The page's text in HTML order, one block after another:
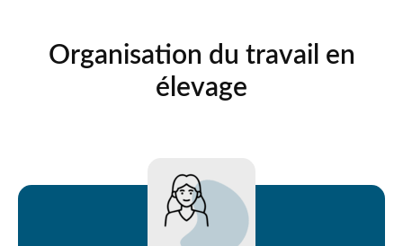
Organisation du travail en
élevage